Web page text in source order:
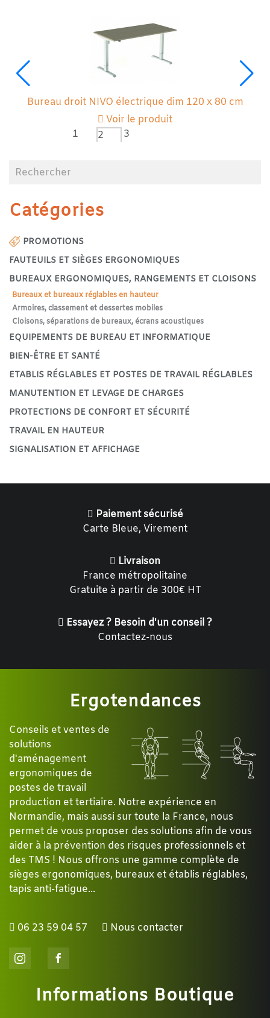
Bureau droit NIVO électrique dim 120 x 80 cm
Voir le produit
1
2 3
Catégories
PROMOTIONS
FAUTEUILS ET SIÈGES ERGONOMIQUES
BUREAUX ERGONOMIQUES, RANGEMENTS ET CLOISONS
Bureaux et bureaux réglables en hauteur
Armoires, classement et dessertes mobiles
Cloisons, séparations de bureaux, écrans acoustiques
EQUIPEMENTS DE BUREAU ET INFORMATIQUE
BIEN-ÊTRE ET SANTÉ
ETABLIS RÉGLABLES ET POSTES DE TRAVAIL RÉGLABLES
MANUTENTION ET LEVAGE DE CHARGES
PROTECTIONS DE CONFORT ET SÉCURITÉ
TRAVAIL EN HAUTEUR
SIGNALISATION ET AFFICHAGE
Paiement sécurisé
Carte Bleue, Virement
Livraison
France métropolitaine
Gratuite à partir de 300€ HT
Essayez ? Besoin d'un conseil ?
Contactez-nous
Ergotendances
Conseils et ventes de
solutions
d'aménagement
ergonomiques de
postes de travail
production et tertiaire. Notre expérience en
Normandie, mais aussi sur toute la France, nous
permet de vous proposer des solutions afin de vous
aider à la prévention des risques professionnels et
des TMS ! Nous offrons une gamme complète de
sièges ergonomiques, bureaux et établis réglables,
tapis anti-fatigue...
06 23 59 04 57 Nous contacter
Informations Boutique